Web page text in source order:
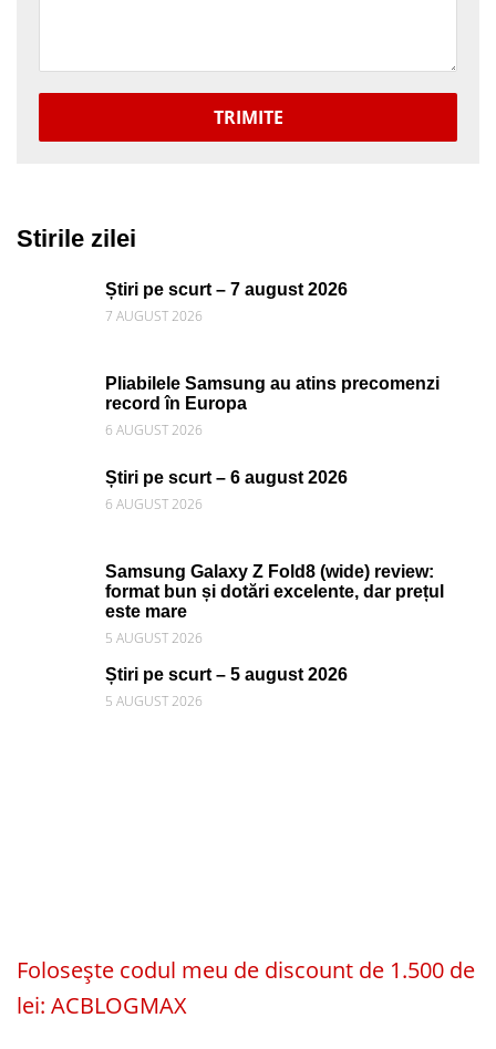
TRIMITE
Stirile zilei
Știri pe scurt – 7 august 2026
7 AUGUST 2026
Pliabilele Samsung au atins precomenzi
record în Europa
6 AUGUST 2026
Știri pe scurt – 6 august 2026
6 AUGUST 2026
Samsung Galaxy Z Fold8 (wide) review:
format bun și dotări excelente, dar prețul
este mare
5 AUGUST 2026
Știri pe scurt – 5 august 2026
5 AUGUST 2026
Folosește codul meu de discount de 1.500 de
lei: ACBLOGMAX